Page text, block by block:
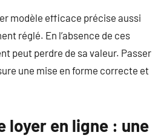
modèle efficace précise aussi
réglé. En l’absence de ces
peut perdre de sa valeur. Passer
une mise en forme correcte et
loyer en ligne : une